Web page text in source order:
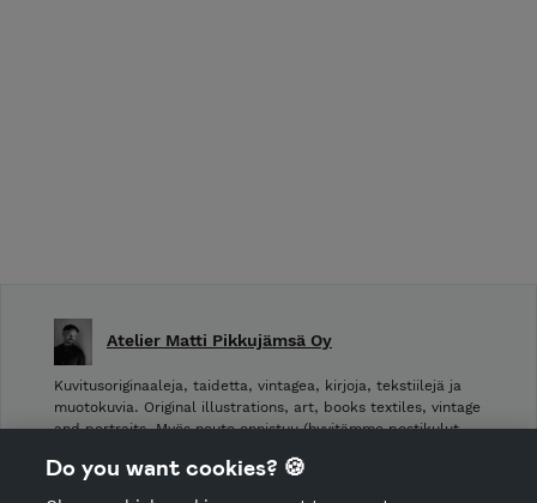
Atelier Matti Pikkujämsä Oy
Kuvitusoriginaaleja, taidetta, vintagea, kirjoja, tekstiilejä ja
muotokuvia. Original illustrations, art, books textiles, vintage
and portraits. Myös nouto onnistuu (hyvitämme postikulut
Do you want cookies? 🍪